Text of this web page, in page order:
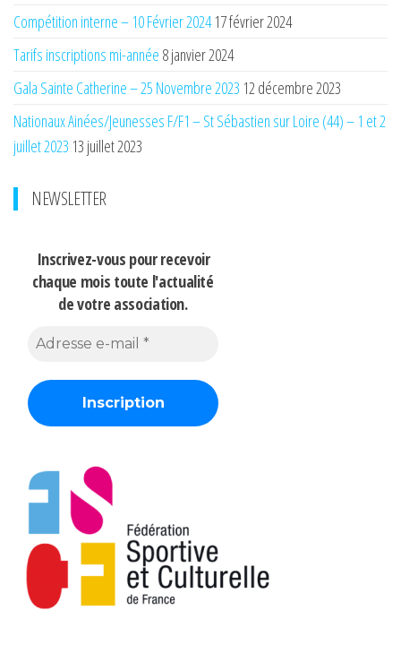
Compétition interne – 10 Février 2024 17 février 2024
Tarifs inscriptions mi-année 8 janvier 2024
Gala Sainte Catherine – 25 Novembre 2023 12 décembre 2023
Nationaux Ainées/Jeunesses F/F1 – St Sébastien sur Loire (44) – 1 et 2
juillet 2023 13 juillet 2023
NEWSLETTER
Inscrivez-vous pour recevoir
chaque mois toute l'actualité
de votre association.